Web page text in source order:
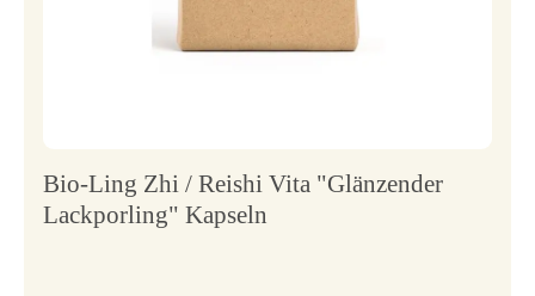
Bio-Ling Zhi / Reishi Vita "Glänzender
Lackporling" Kapseln